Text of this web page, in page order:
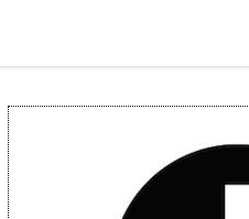
Sidebar